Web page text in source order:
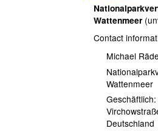
Wattenmeer
Contact
Michael
Wattenmeer
Geschäftlich:
Deutschland